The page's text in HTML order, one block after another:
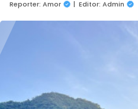
Reporter: Amor
| Editor: Admin